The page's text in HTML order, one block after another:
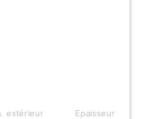
extérieur Epaisseur